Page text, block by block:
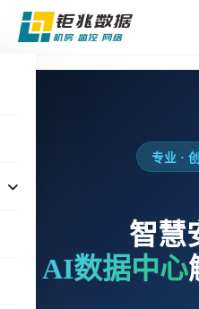
专业 ·
智慧
AI数据中心